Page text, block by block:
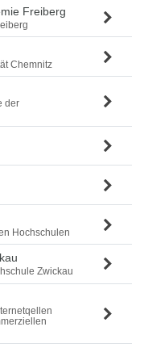
Freiberg
Chemnitz
der
Hochschulen
Zwickau